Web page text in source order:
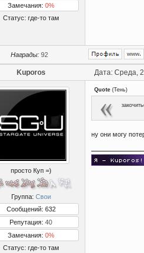
Замечания: 0%
Статус: где-то там
Награды: 92
Kuporos Дата: Среда,
просто Куп =)
Группа: Свои
Сообщений: 632
Репутация: 40
Замечания: 0%
Статус: где-то там
Quote (Тень)
ну они могу